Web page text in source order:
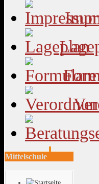
Mittelschule